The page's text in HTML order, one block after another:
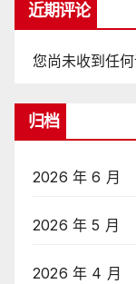
近期评论
您尚未收到任何
归档
2026 年 6 月
2026 年 5 月
2026 年 4 月